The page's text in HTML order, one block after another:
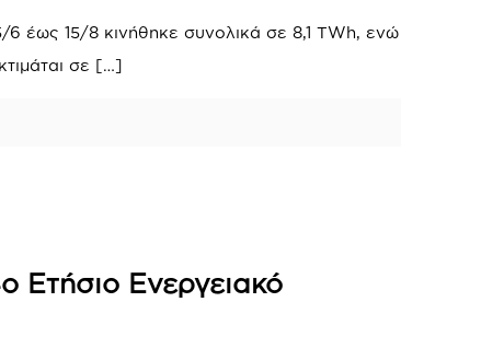
έως 15/8 κινήθηκε συνολικά σε 8,1 TWh, ενώ
σε […]
Ετήσιο Ενεργειακό